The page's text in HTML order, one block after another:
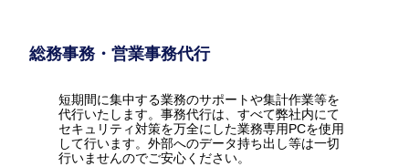
総務事務・営業事務代行
短期間に集中する業務のサポートや集計作業等を
代行いたします。事務代行は、すべて弊社内にて
セキュリティ対策を万全にした業務専用PCを使用
して行います。外部へのデータ持ち出し等は一切
行いませんのでご安心ください。